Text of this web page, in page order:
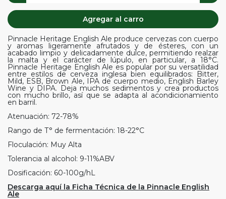
Agregar al carro
Pinnacle Heritage English Ale produce cervezas con cuerpo
y aromas ligeramente afrutados y de ésteres, con un
acabado limpio y delicadamente dulce, permitiendo realzar
la malta y el carácter de lúpulo, en particular, a 18°C.
Pinnacle Heritage English Ale es popular por su versatilidad
entre estilos de cerveza inglesa bien equilibrados: Bitter,
Mild, ESB, Brown Ale, IPA de cuerpo medio, English Barley
Wine y DIPA. Deja muchos sedimentos y crea productos
con mucho brillo, así que se adapta al acondicionamiento
en barril.
Atenuación: 72-78%
Rango de T° de fermentación: 18-22°C
Floculación: Muy Alta
Tolerancia al alcohol: 9-11%ABV
Dosificación: 60-100g/hL
Descarga aquí la Ficha Técnica de la Pinnacle English
Ale